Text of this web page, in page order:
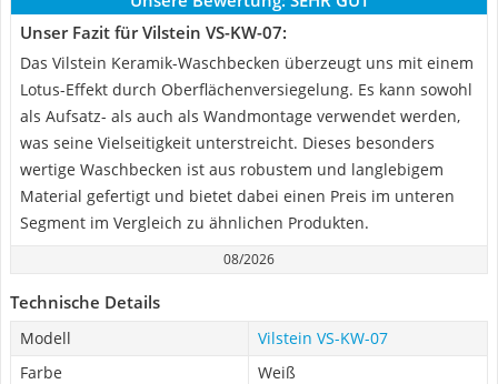
Unser Fazit für Vilstein VS-KW-07:
Das Vilstein Keramik-Waschbecken überzeugt uns mit einem
Lotus-Effekt durch Oberflächenversiegelung. Es kann sowohl
als Aufsatz- als auch als Wandmontage verwendet werden,
was seine Vielseitigkeit unterstreicht. Dieses besonders
wertige Waschbecken ist aus robustem und langlebigem
Material gefertigt und bietet dabei einen Preis im unteren
Segment im Vergleich zu ähnlichen Produkten.
08/2026
Technische Details
Modell
Vilstein VS-KW-07
Farbe
Weiß